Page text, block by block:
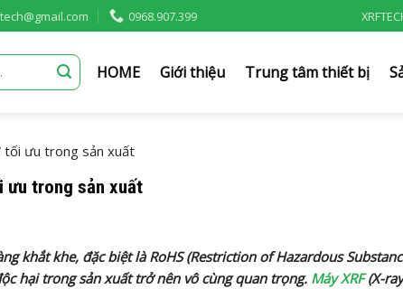
0968.907.399
HOME Giới thiệu Trung tâm thiết bị
tối ưu trong sản xuất
ưu trong sản xuất
khắt khe, đặc biệt là RoHS (Restriction of Hazardous
hại trong sản xuất trở nên vô cùng quan trọng. Máy XRF(X-ray